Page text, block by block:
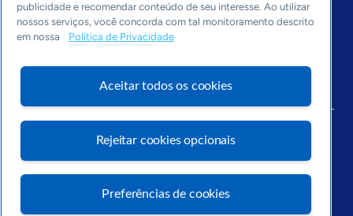
Economia & Política
Inovação & Tecnologia
Arquivo
publicidade e recomendar conteúdo de seu interesse. Ao utilizar
nossos serviços, você concorda com tal monitoramento descrito
em nossa
Política de Privacidade
Aceitar todos os cookies
Rejeitar cookies opcionais
Preferências de cookies